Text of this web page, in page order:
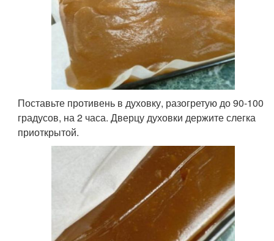
Поставьте противень в духовку, разогретую до 90-100
градусов, на 2 часа. Дверцу духовки держите слегка
приоткрытой.